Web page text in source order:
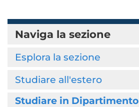
Naviga la sezione
Esplora la sezione
Studiare all'estero
Studiare in Dipartimento